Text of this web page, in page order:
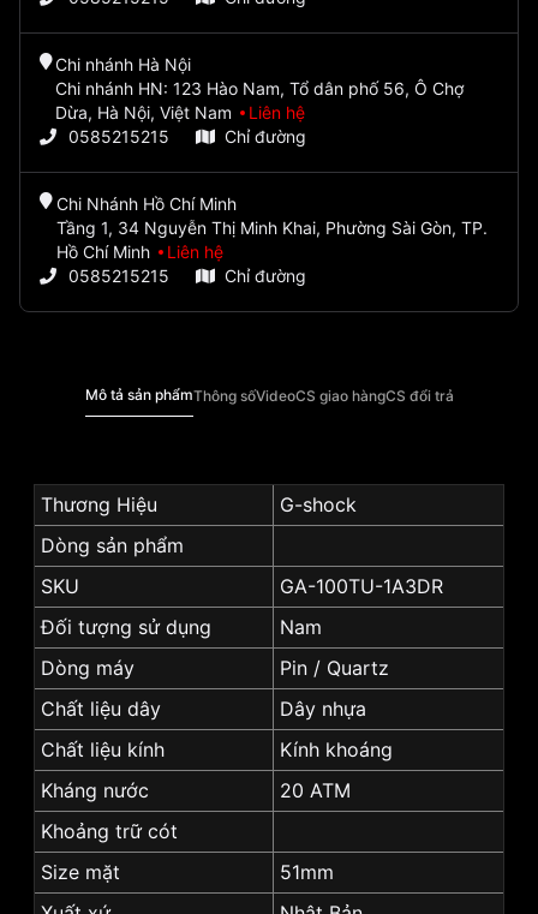
Chi nhánh Hà Nội
Chi nhánh HN: 123 Hào Nam, Tổ dân phố 56, Ô Chợ
Dừa, Hà Nội, Việt Nam
Liên hệ
0585215215
Chỉ đường
Chi Nhánh Hồ Chí Minh
Tầng 1, 34 Nguyễn Thị Minh Khai, Phường Sài Gòn, TP.
Hồ Chí Minh
Liên hệ
0585215215
Chỉ đường
Mô tả sản phẩmThông sốVideoCS giao hàngCS đổi trả
Thương Hiệu
G-shock
Dòng sản phẩm
SKU
GA-100TU-1A3DR
Đối tượng sử dụng
Nam
Dòng máy
Pin / Quartz
Chất liệu dây
Dây nhựa
Chất liệu kính
Kính khoáng
Kháng nước
20 ATM
Khoảng trữ cót
Size mặt
51mm